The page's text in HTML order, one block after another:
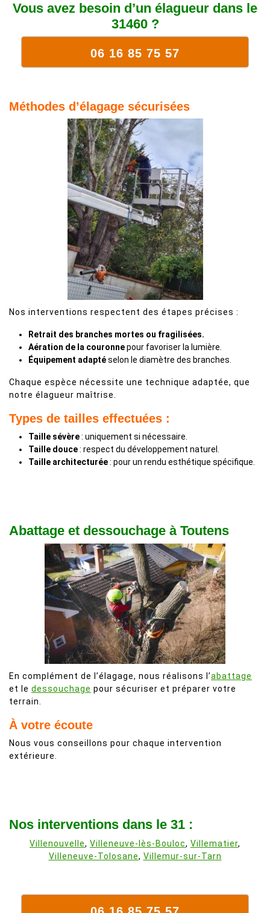
Vous avez besoin d’un élagueur dans le
31460 ?
06 16 85 75 57
Méthodes d’élagage sécurisées
Nos interventions respectent des étapes précises :
Retrait des branches mortes ou fragilisées.
Aération de la couronnepour favoriser la lumière.
Équipement adaptéselon le diamètre des branches.
Chaque espèce nécessite une technique adaptée, que
notre élagueur maîtrise.
Types de tailles effectuées :
Taille sévère: uniquement si nécessaire.
Taille douce: respect du développement naturel.
Taille architecturée: pour un rendu esthétique spécifique.
Abattage et dessouchage à Toutens
En complément de l’élagage, nous réalisons l’abattage
et le dessouchage pour sécuriser et préparer votre
terrain.
À votre écoute
Nous vous conseillons pour chaque intervention
extérieure.
Nos interventions dans le 31 :
Villenouvelle, Villeneuve-lès-Bouloc, Villematier,
Villeneuve-Tolosane, Villemur-sur-Tarn